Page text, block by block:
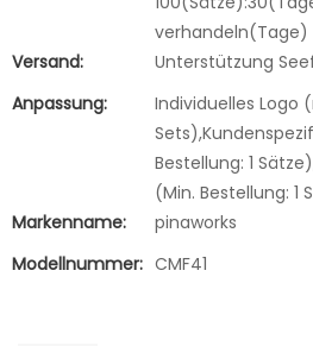
verhandeln(Tage)
Versand:
Unterstützung
Anpassung:
Individuelles Logo
Bestellung: 1
(Min. Bestellung: 1
Markenname:
pinaworks
Modellnummer: CMF41